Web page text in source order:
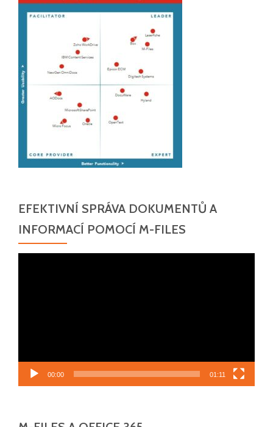
EFEKTIVNÍ SPRÁVA DOKUMENTŮ A
INFORMACÍ POMOCÍ M-FILES
00:00 01:11